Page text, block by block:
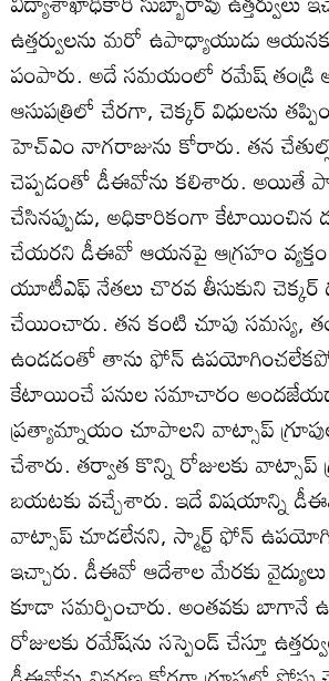
ఉత్తర్వులను మరో ఉపాధ్యాయుడు
పంపారు. అదే సమయంలో రమేష్‌ తండ్రి
ఆసుపత్రిలో చేరగా, చెక్కర్‌ విధులను
హెచ్‌ఎం నాగరాజును కోరారు. తన
చెప్పడంతో డీఈవోను కలిశారు. అయితే
చేసినప్పుడు, అధికారికంగా కేటాయించిన
చేయరని డీఈవో ఆయనపై ఆగ్రహం
యూటీఎఫ్‌ నేతలు చొరవ తీసుకుని చెక్కర్‌
చేయించారు. తన కంటి చూపు సమస్య,
ఉండడంతో తాను ఫోన్‌
కేటాయించే పనుల సమాచారం
ప్రత్యామ్నాయం చూపాలని వాట్సాప్‌
చేశారు. తర్వాత కొన్ని రోజులకు వాట్సాప్‌
బయటకు వచ్చేశారు. ఇదే విషయాన్ని డీఈవో
వాట్సాప్‌ చూడలేనని, స్మార్ట్‌ ఫోన్‌
ఇచ్చారు. డీఈవో ఆదేశాల మేరకు వైద్యులు
కూడా సమర్పించారు. అంతవకు బాగానే
రోజులకు రమే్‌షను సస్పెండ్‌ చేస్తూ